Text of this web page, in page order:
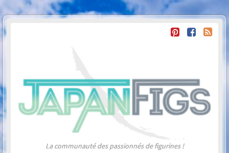
La communauté des passionnés de figurines !